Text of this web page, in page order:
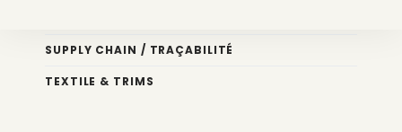
SUPPLY CHAIN / TRAÇABILITÉ
TEXTILE & TRIMS